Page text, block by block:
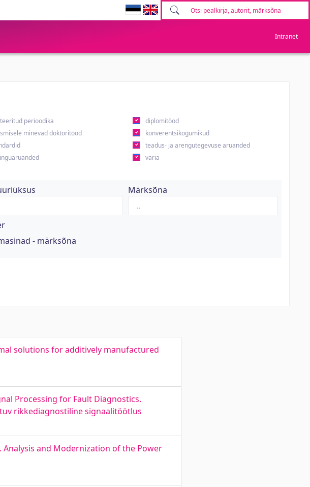
Intranet
perioodika
diplomitööd
minevad doktoritööd
konverentsikogumikud
teadus- ja arengutegevuse aruanded
varia
Märksõna
- märksõna
solutions for additively manufactured
Processing for Fault Diagnostics.
rikkediagnostiline signaalitöötlus
and Modernization of the Power